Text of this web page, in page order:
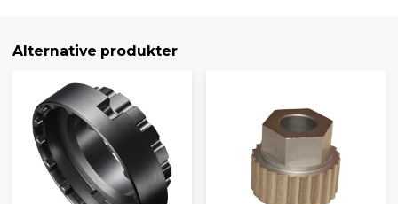
Alternative produkter